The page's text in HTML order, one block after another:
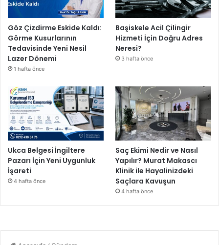
Göz Çizdirme Eskide Kaldı:
Görme Kusurlarının
Tedavisinde Yeni Nesil
Lazer Dönemi
1 hafta önce
Başiskele Acil Çilingir
Hizmeti İçin Doğru Adres
Neresi?
3 hafta önce
Ukca Belgesi İngiltere
Pazarı İçin Yeni Uygunluk
İşareti
4 hafta önce
Saç Ekimi Nedir ve Nasıl
Yapılır? Murat Makascı
Klinik ile Hayalinizdeki
Saçlara Kavuşun
4 hafta önce